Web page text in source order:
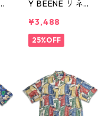
Y BEENE リネ
ストライプシャ
ツ 表記：L gd
¥3,488
25%OFF